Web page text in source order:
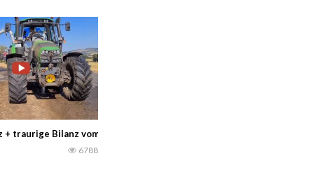
+ traurige Bilanz vom dritten Schnitt – Wir mussten während dem
6788